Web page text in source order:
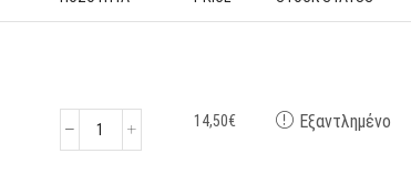
14,50€ Εξαντλημένο